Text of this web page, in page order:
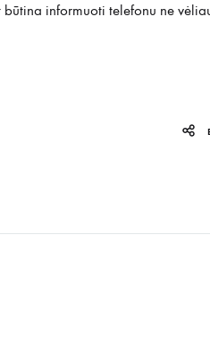
būtina informuoti telefonu ne